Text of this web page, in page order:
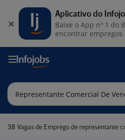
38 Vagas de Emprego de representante comercial de
Aplicativo do
Baixe o App nº 1 do
encontrar empregos